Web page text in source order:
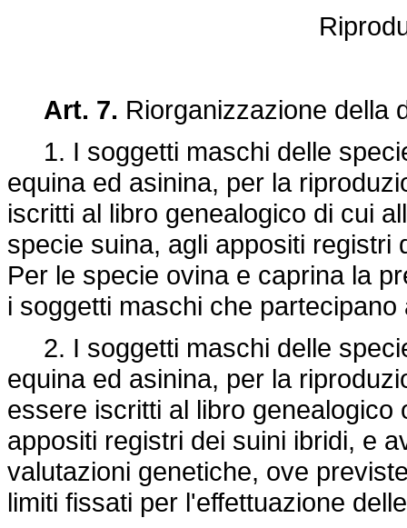
Art. 7. Riorganizzazione della
1. I soggetti maschi delle
equina ed asinina, per la
iscritti al libro genealogico di cui
specie suina, agli appositi registri
Per le specie ovina e caprina la
i soggetti maschi che
2. I soggetti maschi delle
equina ed asinina, per la
essere iscritti al libro
appositi registri dei suini ibridi, e
valutazioni genetiche, ove
limiti fissati per l'effettuazione